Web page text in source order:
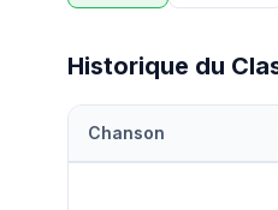
Historique du
Chanson